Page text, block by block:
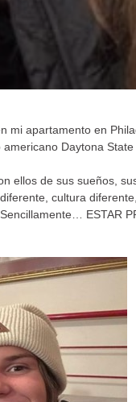
mi apartamento en
Daytona State
ellos de sus sueños,
cultura
ESTAR